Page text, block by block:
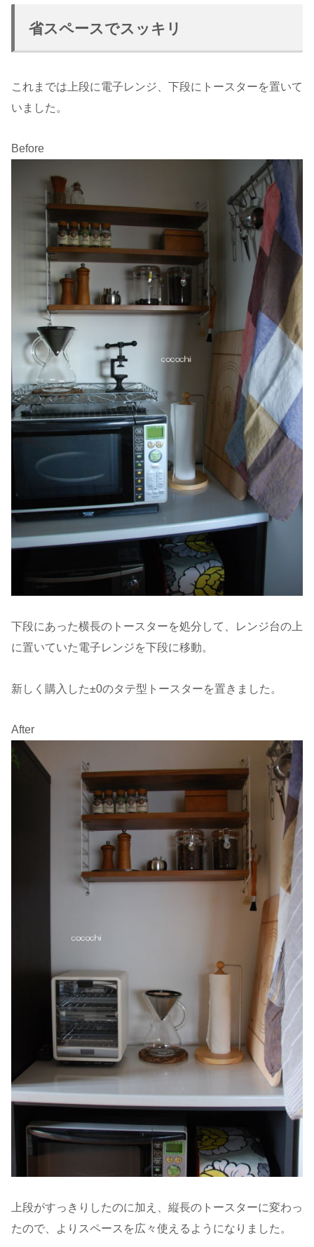
省スペースでスッキリ
これまでは上段に電子レンジ、下段にトースターを置いて
いました。
Before
下段にあった横長のトースターを処分して、レンジ台の上
に置いていた電子レンジを下段に移動。
新しく購入した±0のタテ型トースターを置きました。
After
上段がすっきりしたのに加え、縦長のトースターに変わっ
たので、よりスペースを広々使えるようになりました。